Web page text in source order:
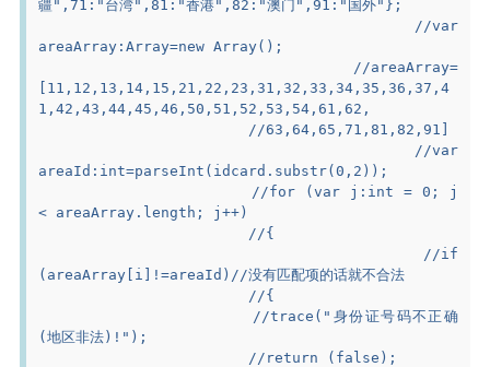
疆",71:"台湾",81:"香港",82:"澳门",91:"国外"};
areaArray:Array=new Array();
[11,12,13,14,15,21,22,23,31,32,33,34,35,36,37,4
1,42,43,44,45,46,50,51,52,53,54,61,62,
			//63,64,65,71,81,82,91]
areaId:int=parseInt(idcard.substr(0,2));
< areaArray.length; j++)
			//{
(areaArray[i]!=areaId)//没有匹配项的话就不合法
			//{
(地区非法)!");
			//return (false);